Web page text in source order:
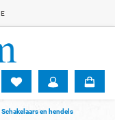
Schakelaars en hendels